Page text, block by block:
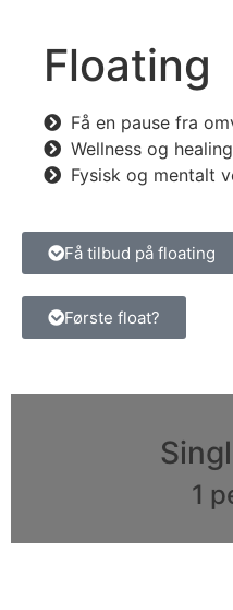
Floating
Få en pause fra
Wellness og healing
Fysisk og mentalt
Få tilbud på floating
Første float?
1